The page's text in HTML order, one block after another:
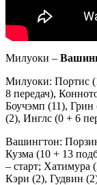
Милуоки –
Милуоки: Портис
8 передач),
Боучэмп (11),
(2), Инглс (0 + 6
Вашингтон:
Кузма (10 + 13
– старт; Хатимура
Кэри (2), Гудвин